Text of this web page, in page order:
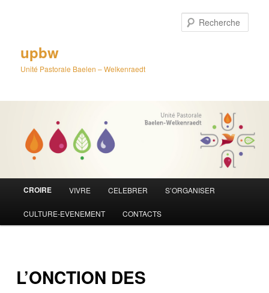
upbw
Unité Pastorale Baelen – Welkenraedt
CROIRE VIVRE CELEBRER S’ORGANISER
CULTURE-EVENEMENT CONTACTS
L’ONCTION DES